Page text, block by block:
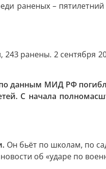
раненых –
ранены. 2 сентября
данным МИД РФ
С начала
Он бьёт по школам, по
об «ударе по